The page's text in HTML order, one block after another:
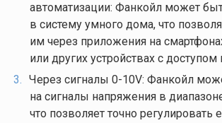
автоматизации: Фанкойл может
в систему умного дома, что
им через приложения на
или других устройствах с доступом
Через сигналы 0-10V: Фанкойл
на сигналы напряжения в
что позволяет точно регулировать
Спасибо
за заявку!
Нажимая кнопку "Отправить", вы соглашаетесь с
персональных данных